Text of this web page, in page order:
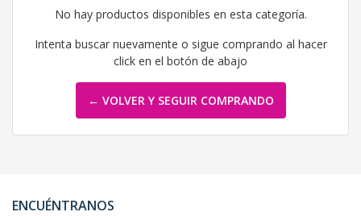
No hay productos disponibles en esta categoría.
Intenta buscar nuevamente o sigue comprando al hacer
click en el botón de abajo
← VOLVER Y SEGUIR COMPRANDO
ENCUÉNTRANOS